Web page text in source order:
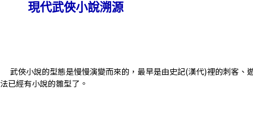
現代武俠小說溯源
武俠小說的型態是慢慢演變而來的，最早是由史記(漢代)裡的刺客、
法已經有小說的雛型了。